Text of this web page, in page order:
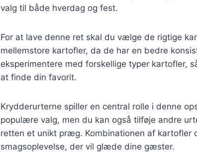
valg til både hverdag og fest.
For at lave denne ret skal du vælge de rigtige
mellemstore kartofler, da de har en bedre
eksperimentere med forskellige typer kartofler,
at finde din favorit.
Krydderurterne spiller en central rolle i denne
populære valg, men du kan også tilføje andre
retten et unikt præg. Kombinationen af kartofler
smagsoplevelse, der vil glæde dine gæster.